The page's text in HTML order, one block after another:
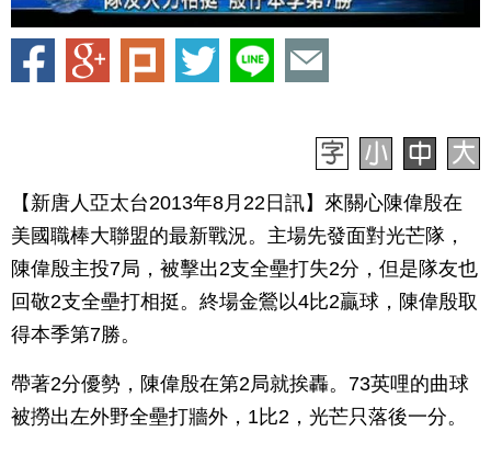
【新唐人亞太台2013年8月22日訊】來關心陳偉殷在
美國職棒大聯盟的最新戰況。主場先發面對光芒隊，
陳偉殷主投7局，被擊出2支全壘打失2分，但是隊友也
回敬2支全壘打相挺。終場金鶯以4比2贏球，陳偉殷取
得本季第7勝。
帶著2分優勢，陳偉殷在第2局就挨轟。73英哩的曲球
被撈出左外野全壘打牆外，1比2，光芒只落後一分。